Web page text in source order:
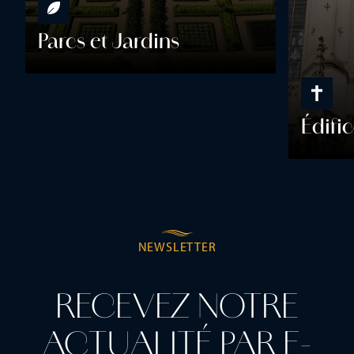
Parcs et Jardins
NEWSLETTER
RECEVEZ NOTRE